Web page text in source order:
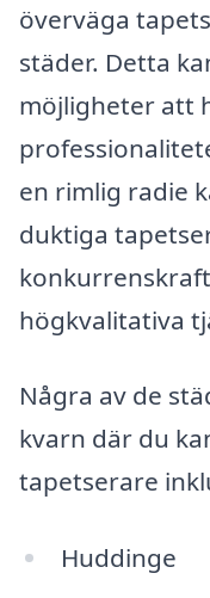
överväga
städer. Detta
möjligheter att
en rimlig radie
duktiga
högkvalitativa
Några av de
kvarn där du
tapetserare
Huddinge